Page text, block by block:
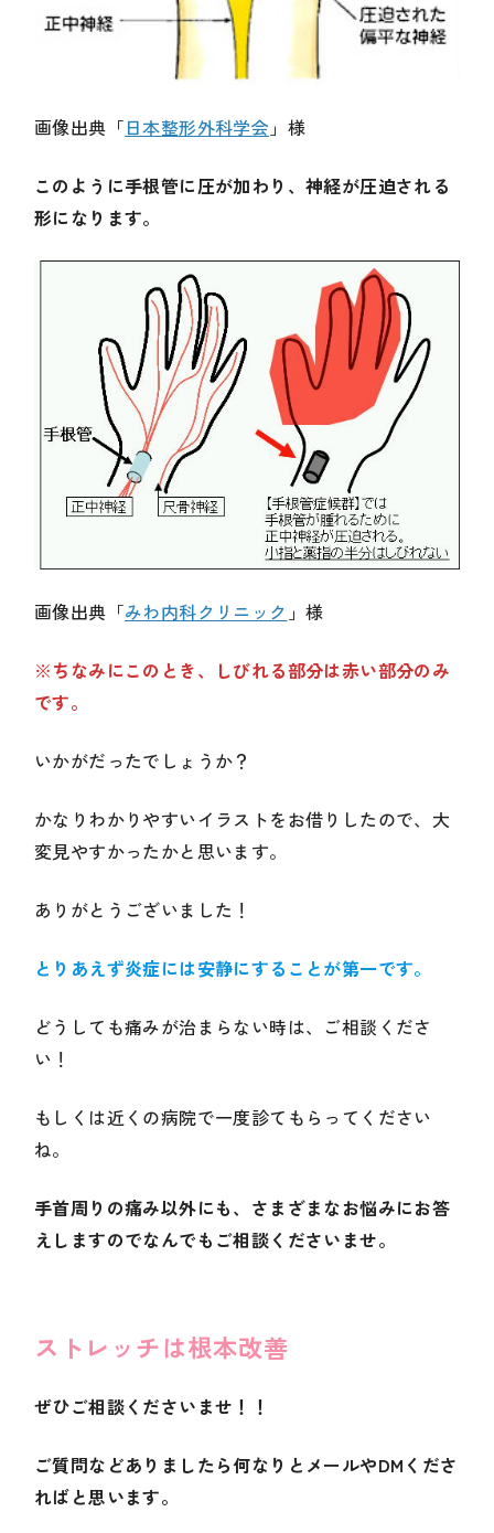
画像出典「日本整形外科学会 」様
このように手根管に圧が加わり、神経が圧迫される
形になります。
画像出典「みわ内科クリニック 」様
※ちなみにこのとき、しびれる部分は赤い部分のみ
です。
いかがだったでしょうか？
かなりわかりやすいイラストをお借りしたので、大
変見やすかったかと思います。
ありがとうございました！
とりあえず炎症には安静にすることが第一です。
どうしても痛みが治まらない時は、ご相談くださ
い！
もしくは近くの病院で一度診てもらってください
ね。
手首周りの痛み以外にも、さまざまなお悩みにお答
えしますのでなんでもご相談くださいませ。
ストレッチは根本改善
ぜひご相談くださいませ！！
ご質問などありましたら何なりとメールやDMくださ
ればと思います。